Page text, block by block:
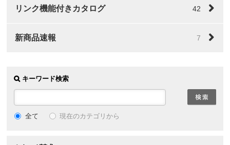
リンク機能付きカタログ 42
新商品速報 7
キーワード検索
全て 現在のカテゴリから